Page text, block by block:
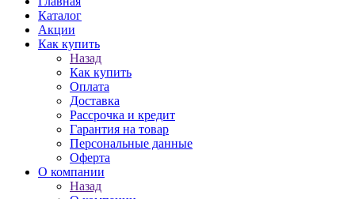
Каталог
Акции
Как купить
Назад
Как купить
Оплата
Доставка
Рассрочка и кредит
Гарантия на товар
Персональные данные
Оферта
О компании
Назад